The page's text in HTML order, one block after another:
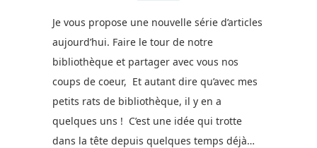
Je vous propose une nouvelle série d’articles
aujourd’hui. Faire le tour de notre
bibliothèque et partager avec vous nos
coups de coeur, Et autant dire qu’avec mes
petits rats de bibliothèque, il y en a
quelques uns ! C’est une idée qui trotte
dans la tête depuis quelques temps déjà…